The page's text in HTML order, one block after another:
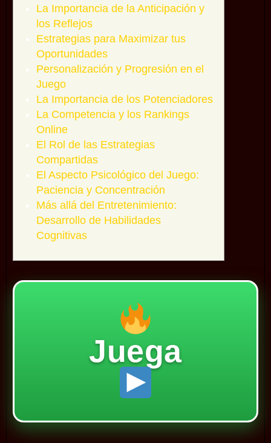
La Importancia de la Anticipación y
los Reflejos
Estrategias para Maximizar tus
Oportunidades
Personalización y Progresión en el
Juego
La Importancia de los Potenciadores
La Competencia y los Rankings
Online
El Rol de las Estrategias
Compartidas
El Aspecto Psicológico del Juego:
Paciencia y Concentración
Más allá del Entretenimiento:
Desarrollo de Habilidades
Cognitivas
Juega